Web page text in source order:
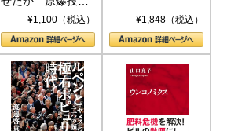
下、ソ連参戦、そ
して聖断 (PHP新
書)
¥1,100（税込） ¥1,848（税込）